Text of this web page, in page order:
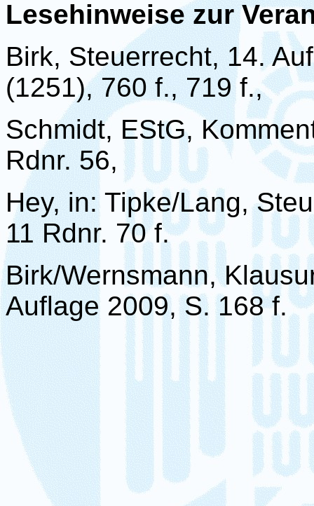
Lesehinweise zur
Birk, Steuerrecht, 14.
(1251), 760 f., 719 f.,
Schmidt, EStG,
Rdnr. 56,
Hey, in: Tipke/Lang,
11 Rdnr. 70 f.
Birk/Wernsmann,
Auflage 2009, S. 168 f.